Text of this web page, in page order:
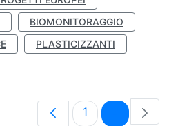
BIOMONITORAGGIO
PLASTICIZZANTI
Pagina
1 Pagina